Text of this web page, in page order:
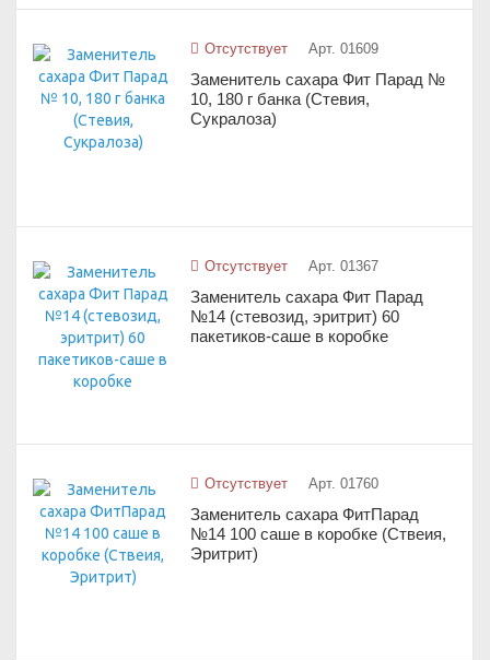
Отсутствует Арт. 01609
Заменитель сахара Фит Парад №
10, 180 г банка (Стевия,
Сукралоза)
Отсутствует Арт. 01367
Заменитель сахара Фит Парад
№14 (стевозид, эритрит) 60
пакетиков-саше в коробке
Отсутствует Арт. 01760
Заменитель сахара ФитПарад
№14 100 саше в коробке (Ствеия,
Эритрит)